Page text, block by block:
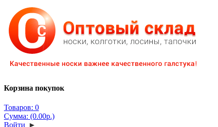
Корзина покупок
Товаров: 0
Сумма: (0.00р.)
Войти ►